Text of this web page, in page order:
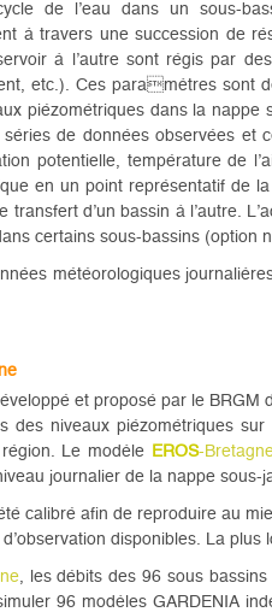
de l’eau dans un sous-
à travers une succession de
à l’autre sont régis par
etc.). Ces paramètres sont
piézométriques dans la
de données observées et
potentielle, température de
en un point représentatif de
transfert d’un bassin à l’autre.
certains sous-bassins (option
météorologiques
et proposé par le
des niveaux piézométriques
Le modèle
EROS-
journalier de la nappe
calibré afin de reproduire au
disponibles. La
, les débits des 96 sous
96 modèles GARDENIA